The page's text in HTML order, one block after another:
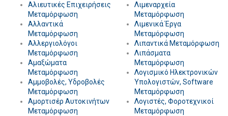
Αλιευτικές Επιχειρήσεις
Μεταμόρφωση
Αλλαντικά
Μεταμόρφωση
Αλλεργιολόγοι
Μεταμόρφωση
Αμαξώματα
Μεταμόρφωση
Αμμοβολές, Υδροβολές
Μεταμόρφωση
Αμορτισέρ Αυτοκινήτων
Μεταμόρφωση
Λιμεναρχεία
Μεταμόρφωση
Λιμενικά Έργα
Μεταμόρφωση
Λιπαντικά Μεταμόρφωση
Λιπάσματα
Μεταμόρφωση
Λογισμικό Ηλεκτρονικών
Υπολογιστών, Software
Μεταμόρφωση
Λογιστές, Φοροτεχνικοί
Μεταμόρφωση